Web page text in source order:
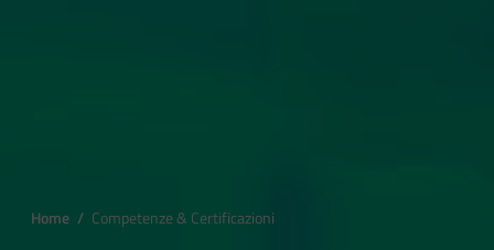
Home / Competenze & Certificazioni